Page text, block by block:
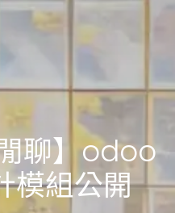
聊】odoo
模組公開